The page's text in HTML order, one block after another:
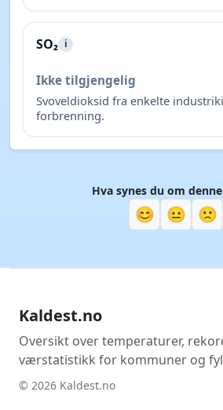
SO₂ i
Ikke tilgjengelig
Svoveldioksid fra enkelte
forbrenning.
Hva synes du om
😊 😐 🙁
Kaldest.no
Oversikt over temperaturer,
værstatistikk for kommuner og
© 2026 Kaldest.no